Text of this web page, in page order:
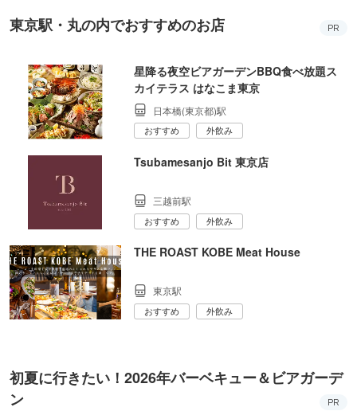
東京駅・丸の内でおすすめのお店 PR
星降る夜空ビアガーデンBBQ食べ放題ス
カイテラス はなこま東京
日本橋(東京都)駅
おすすめ 外飲み
Tsubamesanjo Bit 東京店
三越前駅
おすすめ 外飲み
THE ROAST KOBE Meat House
東京駅
おすすめ 外飲み
初夏に行きたい！2026年バーベキュー＆ビアガーデ
ン
PR